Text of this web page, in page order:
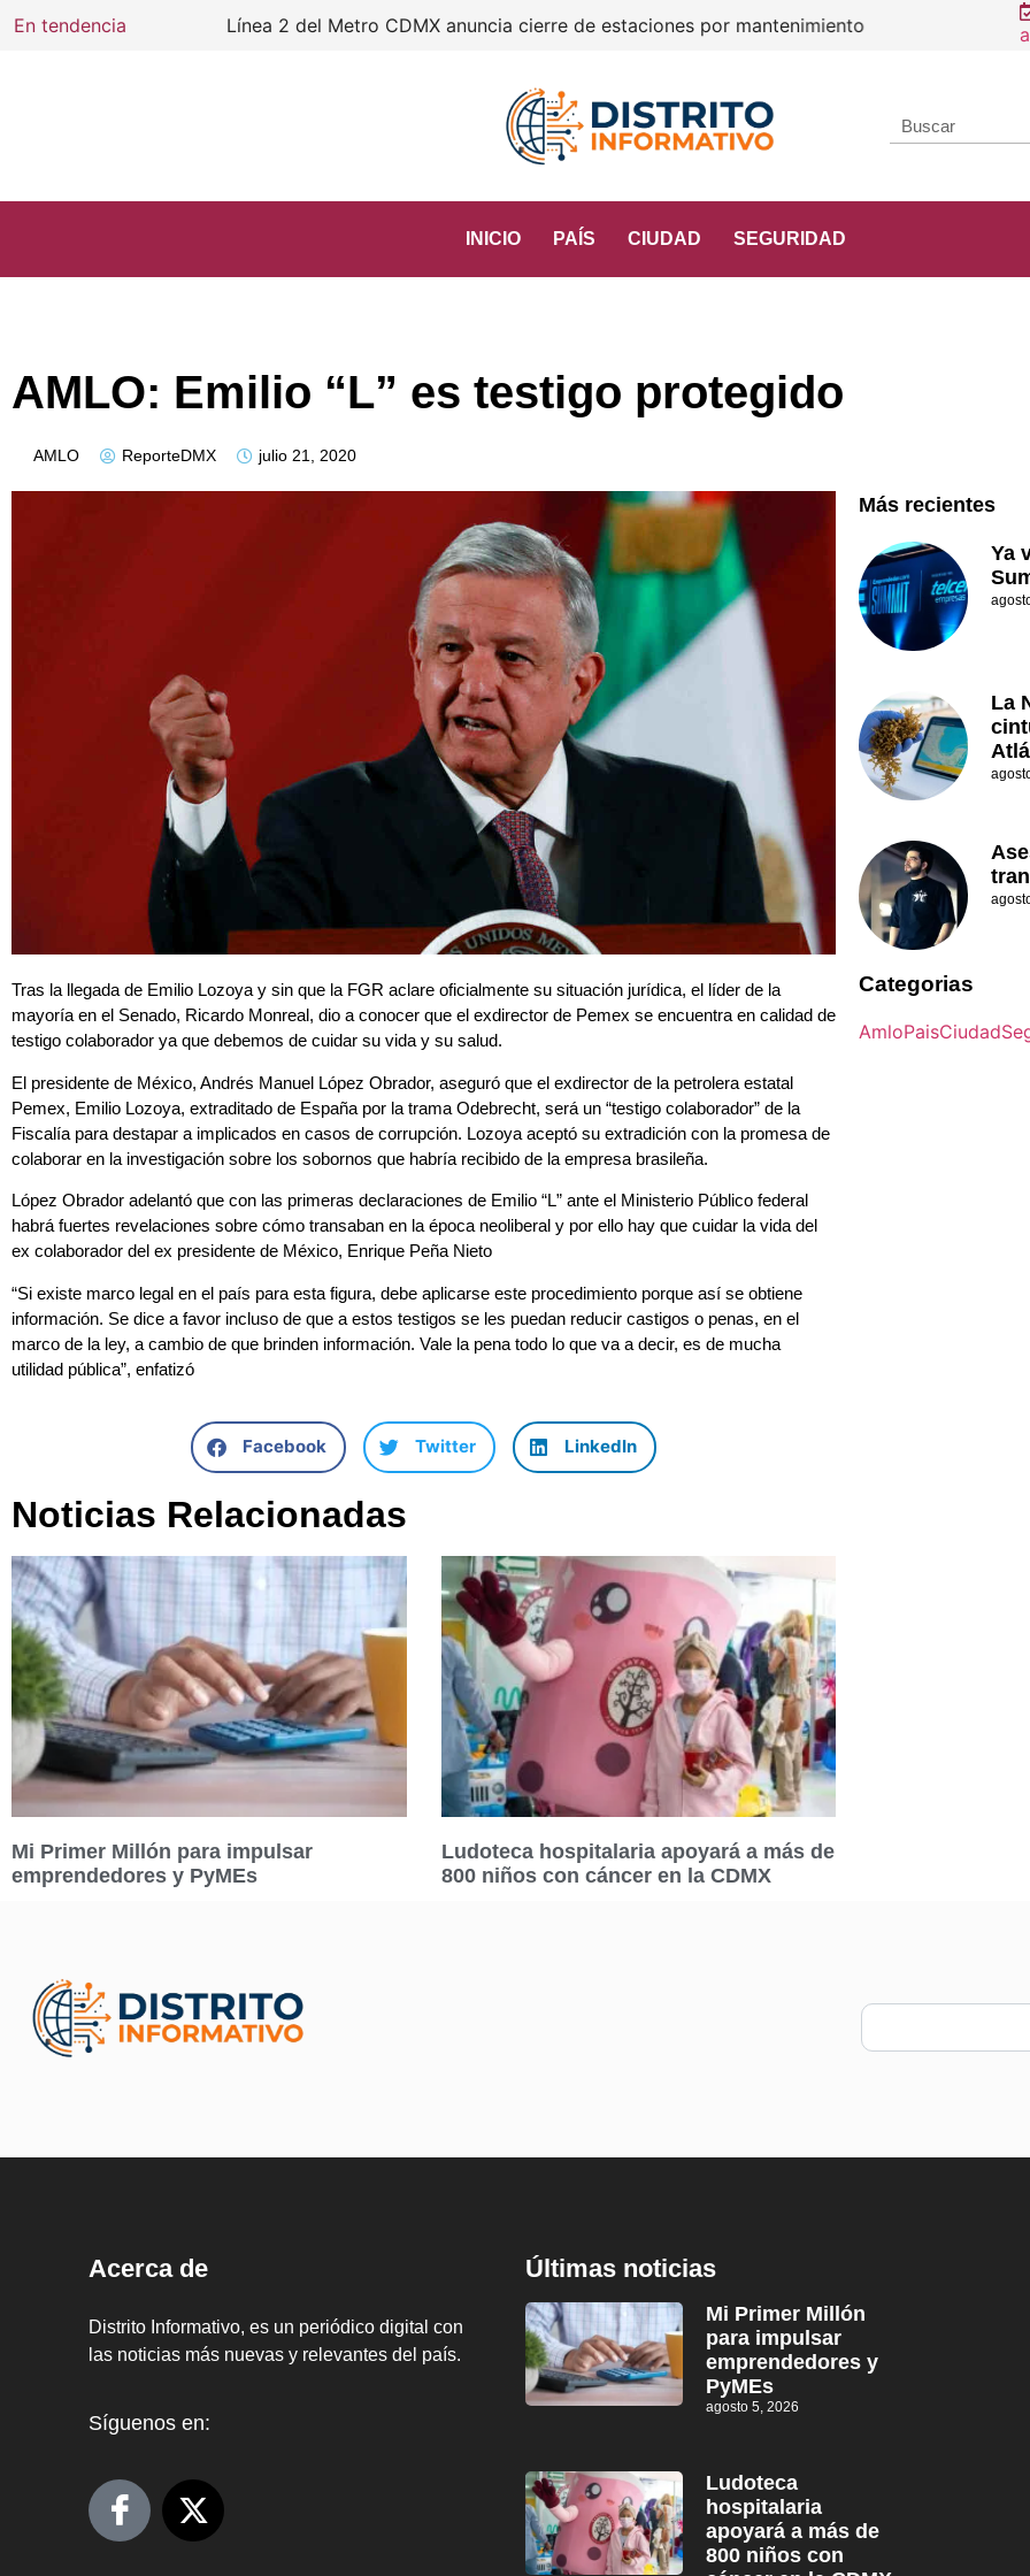
En tendencia Línea 2 del Metro CDMX anuncia cierre de estaciones por mantenimiento
INICIO PAÍS CIUDAD SEGURIDAD
AMLO: Emilio “L” es testigo protegido
AMLO ReporteDMX julio 21, 2020
Tras la llegada de Emilio Lozoya y sin que la FGR aclare oficialmente su situación jurídica, el líder de la
mayoría en el Senado, Ricardo Monreal, dio a conocer que el exdirector de Pemex se encuentra en calidad de
testigo colaborador ya que debemos de cuidar su vida y su salud.
El presidente de México, Andrés Manuel López Obrador, aseguró que el exdirector de la petrolera estatal
Pemex, Emilio Lozoya, extraditado de España por la trama Odebrecht, será un “testigo colaborador” de la
Fiscalía para destapar a implicados en casos de corrupción. Lozoya aceptó su extradición con la promesa de
colaborar en la investigación sobre los sobornos que habría recibido de la empresa brasileña.
López Obrador adelantó que con las primeras declaraciones de Emilio “L” ante el Ministerio Público federal
habrá fuertes revelaciones sobre cómo transaban en la época neoliberal y por ello hay que cuidar la vida del
ex colaborador del ex presidente de México, Enrique Peña Nieto
“Si existe marco legal en el país para esta figura, debe aplicarse este procedimiento porque así se obtiene
información. Se dice a favor incluso de que a estos testigos se les puedan reducir castigos o penas, en el
marco de la ley, a cambio de que brinden información. Vale la pena todo lo que va a decir, es de mucha
utilidad pública”, enfatizó
Facebook Twitter LinkedIn
Noticias Relacionadas
Mi Primer Millón para impulsar
emprendedores y PyMEs
Ludoteca hospitalaria apoyará a más de
800 niños con cáncer en la CDMX
Más recientes
Ya
La
Categorias
AmloPaisCiudad
Acerca de
Distrito Informativo, es un periódico digital con
las noticias más nuevas y relevantes del país.
Síguenos en:
Últimas noticias
Mi Primer Millón
para impulsar
emprendedores y
PyMEs
agosto 5, 2026
Ludoteca
hospitalaria
apoyará a más de
800 niños con